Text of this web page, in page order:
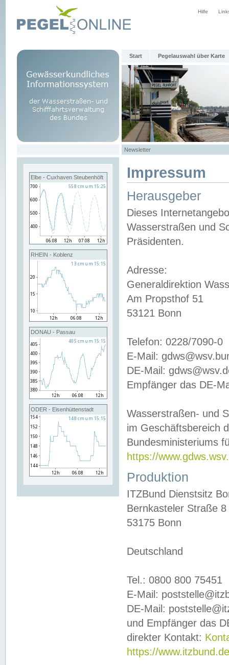
Hilfe
Start Pegelauswahl über Karte
Newsletter
Elbe - Cuxhaven Steubenhöft
RHEIN - Koblenz
DONAU - Passau
ODER - Eisenhüttenstadt
Impressum
Herausgeber
Dieses
Wasserstraßen und
Präsidenten.
Adresse:
Generaldirektion
Am Propsthof 51
53121 Bonn
Telefon: 0228/7090-0
E-Mail:
DE-Mail:
Empfänger das DE-
Wasserstraßen- und
im Geschäftsbereich
Bundesministeriums
https://
Produktion
ITZBund Dienstsitz
Bernkasteler Straße 8
53175 Bonn
Deutschland
Tel.: 0800 800 75451
E-Mail:
DE-Mail:
und Empfänger das
direkter Kontakt:
https://